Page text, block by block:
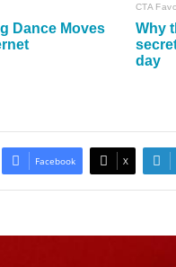
Facebook X